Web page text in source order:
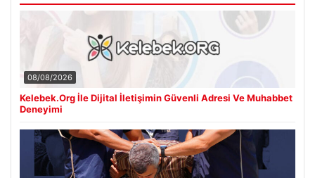
08/08/2026
Kelebek.Org İle Dijital İletişimin Güvenli Adresi Ve Muhabbet
Deneyimi